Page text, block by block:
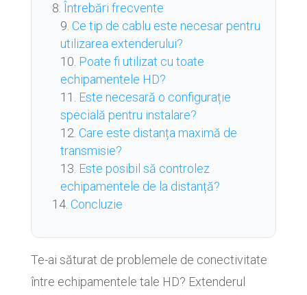
Întrebări frecvente
Ce tip de cablu este necesar pentru
utilizarea extenderului?
Poate fi utilizat cu toate
echipamentele HD?
Este necesară o configurație
specială pentru instalare?
Care este distanța maximă de
transmisie?
Este posibil să controlez
echipamentele de la distanță?
Concluzie
Te-ai săturat de problemele de conectivitate
între echipamentele tale HD? Extenderul